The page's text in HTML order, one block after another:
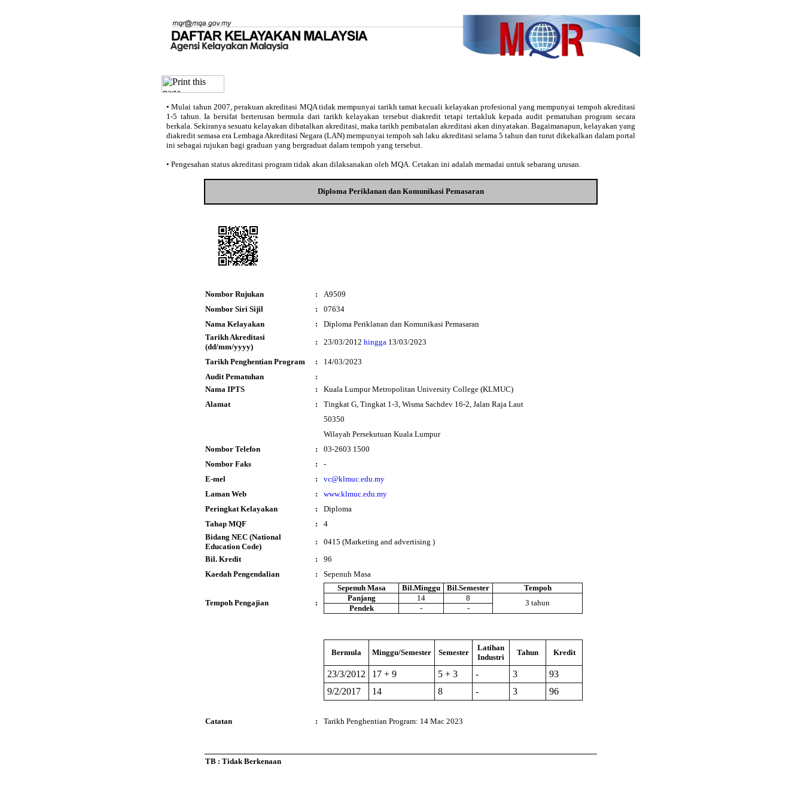
• Mulai tahun 2007, perakuan akreditasi MQA tidak mempunyai tarikh tamat kecuali kelayakan profesional yang mempunyai tempoh akreditasi
1-5 tahun. Ia bersifat berterusan bermula dari tarikh kelayakan tersebut diakredit tetapi tertakluk kepada audit pematuhan program secara
berkala. Sekiranya sesuatu kelayakan dibatalkan akreditasi, maka tarikh pembatalan akreditasi akan dinyatakan. Bagaimanapun, kelayakan yang
diakredit semasa era Lembaga Akreditasi Negara (LAN) mempunyai tempoh sah laku akreditasi selama 5 tahun dan turut dikekalkan dalam portal
ini sebagai rujukan bagi graduan yang bergraduat dalam tempoh yang tersebut.
• Pengesahan status akreditasi program tidak akan dilaksanakan oleh MQA. Cetakan ini adalah memadai untuk sebarang urusan.
Diploma Periklanan dan Komunikasi Pemasaran
Nombor Rujukan :
A9509
Nombor Siri Sijil
:
07634
Nama Kelayakan
:
Diploma Periklanan dan Komunikasi Pemasaran
Tarikh Akreditasi
(dd/mm/yyyy)
: 23/03/2012 hingga 13/03/2023
Tarikh Penghentian Program :
14/03/2023
Audit Pematuhan
:
Nama IPTS
:
Kuala Lumpur Metropolitan University College (KLMUC)
Alamat
:
Tingkat G, Tingkat 1-3, Wisma Sachdev 16-2, Jalan Raja Laut
50350
Wilayah Persekutuan Kuala Lumpur
Nombor Telefon
:
03-2603 1500
Nombor Faks
:
-
E-mel
:
vc@klmuc.edu.my
Laman Web
:
www.klmuc.edu.my
Peringkat Kelayakan
:
Diploma
Tahap MQF
:
4
Bidang NEC (National
Education Code)
:
0415 (Marketing and advertising )
Bil. Kredit
:
96
Kaedah Pengendalian
: Sepenuh Masa
Tempoh Pengajian :
Sepenuh Masa Bil.Minggu Bil.Semester
Tempoh
Panjang
14 8
3 tahun
Pendek - -
Bermula Minggu/Semester Semester
Latihan
Industri
Tahun Kredit
23/3/2012 17 + 9 5 + 3 - 3
93
9/2/2017
14 8 - 3 96
Catatan : Tarikh Penghentian Program: 14 Mac 2023
TB : Tidak Berkenaan